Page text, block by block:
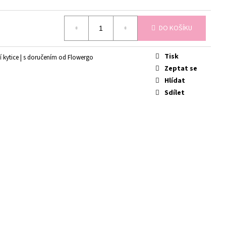
DO KOŠÍKU
kytice | s doručením od Flowergo
Tisk
Zeptat se
Hlídat
Sdílet